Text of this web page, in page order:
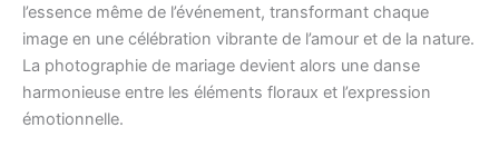
l’essence même de l’événement, transformant chaque
image en une célébration vibrante de l’amour et de la nature.
La photographie de mariage devient alors une danse
harmonieuse entre les éléments floraux et l’expression
émotionnelle.